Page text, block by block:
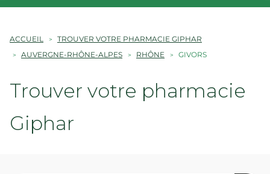
ACCUEIL
TROUVER VOTRE PHARMACIE GIPHAR
AUVERGNE-RHÔNE-ALPES
RHÔNE GIVORS
Trouver votre pharmacie
Giphar